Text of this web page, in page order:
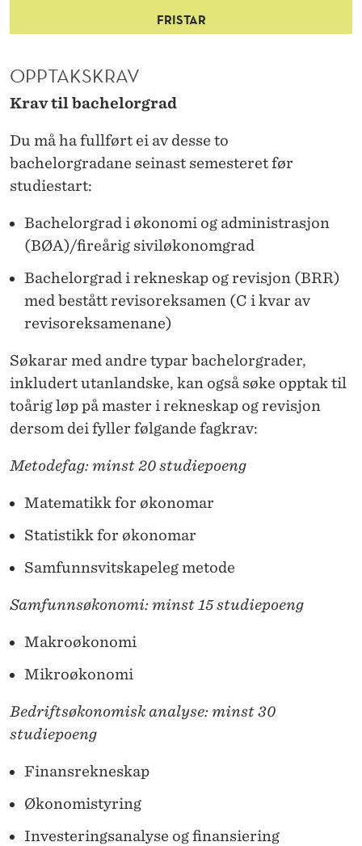
T
O
Å
R
L
FRISTAR
OPPTAKSKRAV
Krav til bachelorgrad
Du må ha fullført ei av desse to
bachelorgradane seinast semesteret før
studiestart:
Bachelorgrad i økonomi og administrasjon
(BØA)/fireårig siviløkonomgrad
Bachelorgrad i rekneskap og revisjon (BRR)
med bestått revisoreksamen (C i kvar av
revisoreksamenane)
Søkarar med andre typar bachelorgrader,
inkludert utanlandske, kan også søke opptak til
toårig løp på master i rekneskap og revisjon
dersom dei fyller følgande fagkrav:
Metodefag: minst 20 studiepoeng
Matematikk for økonomar
Statistikk for økonomar
Samfunnsvitskapeleg metode
Samfunnsøkonomi: minst 15 studiepoeng
Makroøkonomi
Mikroøkonomi
Bedriftsøkonomisk analyse: minst 30
studiepoeng
Finansrekneskap
Økonomistyring
Investeringsanalyse og finansiering